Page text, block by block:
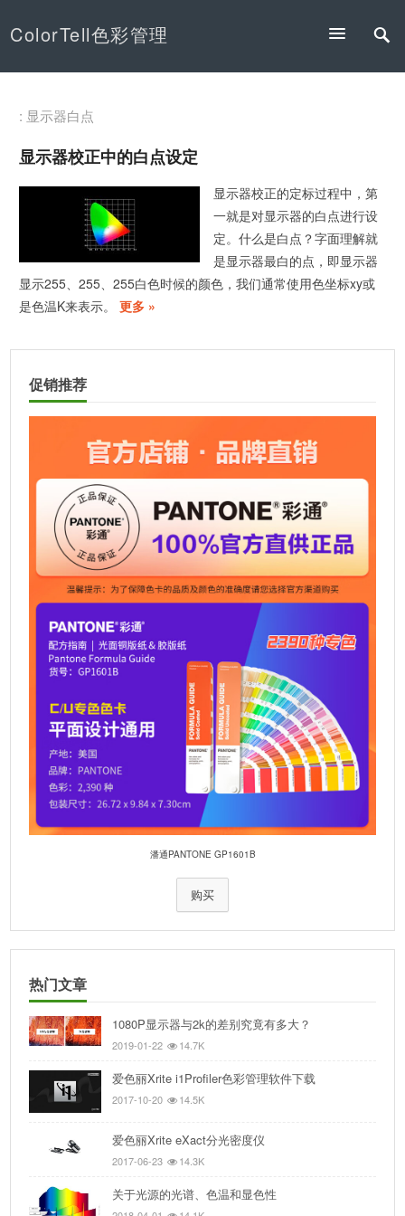
ColorTell色彩管理
: 显示器白点
显示器校正中的白点设定
显示器校正的定标过程中，第
一就是对显示器的白点进行设
定。什么是白点？字面理解就
是显示器最白的点，即显示器
显示255、255、255白色时候的颜色，我们通常使用色坐标xy或
是色温K来表示。
更多 »
促销推荐
潘通PANTONE GP1601B
购买
热门文章
1080P显示器与2k的差别究竟有多大？
2019-01-22 14.7K
爱色丽Xrite i1Profiler色彩管理软件下载
2017-10-20 14.5K
爱色丽Xrite eXact分光密度仪
2017-06-23 14.3K
关于光源的光谱、色温和显色性